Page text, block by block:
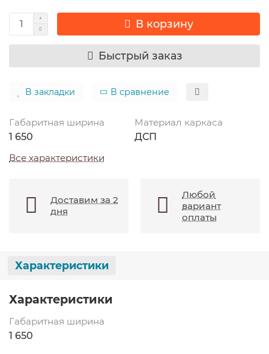
В корзину
Быстрый заказ
В закладки В сравнение
Габаритная ширина
1 650
Материал каркаса
ДСП
Все характеристики
Доставим за 2
дня
Любой
вариант
оплаты
Характеристики
Характеристики
Габаритная ширина
1 650